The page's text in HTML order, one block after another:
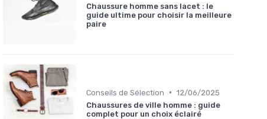
Chaussure homme sans lacet : le
guide ultime pour choisir la meilleure
paire
Conseils de Sélection • 12/06/2025
Chaussures de ville homme : guide
complet pour un choix éclairé